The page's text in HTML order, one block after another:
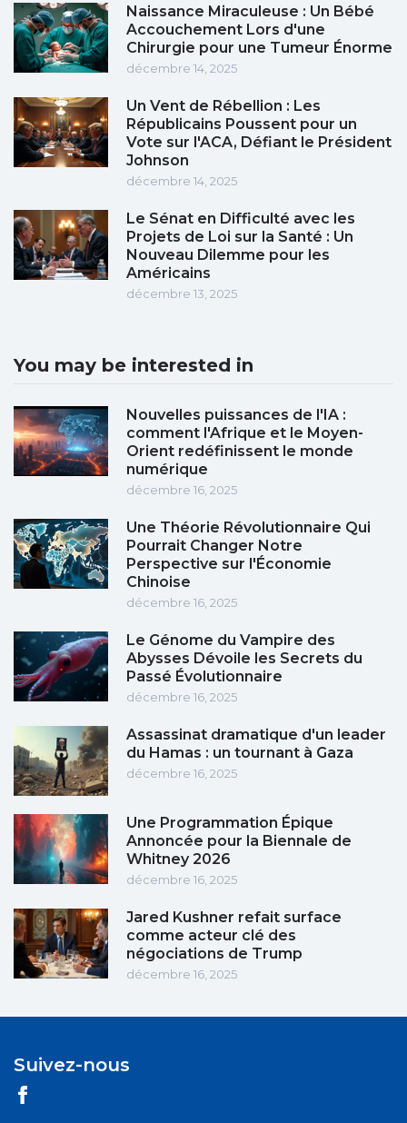
Naissance Miraculeuse : Un Bébé
Accouchement Lors d'une
Chirurgie pour une Tumeur Énorme
décembre 14, 2025
Un Vent de Rébellion : Les
Républicains Poussent pour un
Vote sur l'ACA, Défiant le Président
Johnson
décembre 14, 2025
Le Sénat en Difficulté avec les
Projets de Loi sur la Santé : Un
Nouveau Dilemme pour les
Américains
décembre 13, 2025
You may be interested in
Nouvelles puissances de l'IA :
comment l'Afrique et le Moyen-
Orient redéfinissent le monde
numérique
décembre 16, 2025
Une Théorie Révolutionnaire Qui
Pourrait Changer Notre
Perspective sur l'Économie
Chinoise
décembre 16, 2025
Le Génome du Vampire des
Abysses Dévoile les Secrets du
Passé Évolutionnaire
décembre 16, 2025
Assassinat dramatique d'un leader
du Hamas : un tournant à Gaza
décembre 16, 2025
Une Programmation Épique
Annoncée pour la Biennale de
Whitney 2026
décembre 16, 2025
Jared Kushner refait surface
comme acteur clé des
négociations de Trump
décembre 16, 2025
Suivez-nous